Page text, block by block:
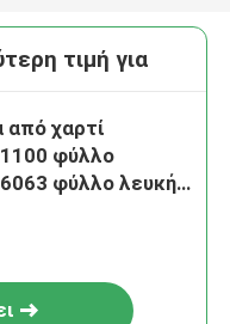
τιμή για
χαρτί
1100 φύλλο
6063 φύλλο λευκής